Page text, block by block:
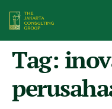
Tag: